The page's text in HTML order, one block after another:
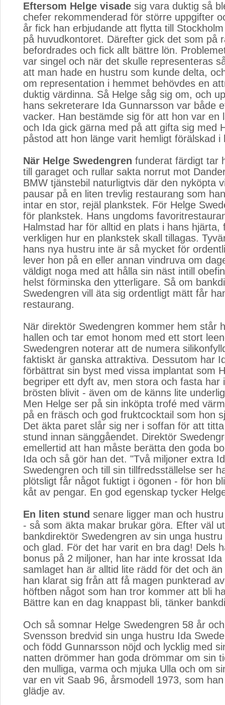
Eftersom Helge visade sig vara duktig så
chefer rekommenderad för större uppgifter
år fick han erbjudande att flytta till
på huvudkontoret. Därefter gick det som på
befordrades och fick allt bättre lön.
var singel och när det skulle representeras
att man hade en hustru som kunde delta,
om representation i hemmet behövdes en
duktig värdinna. Så Helge såg sig om, och
hans sekreterare Ida Gunnarsson var både
vacker. Han bestämde sig för att hon var en
och Ida gick gärna med på att gifta sig med
påstod att hon länge varit hemligt förälskad i
När Helge Swedengren funderat färdigt tar
till garaget och rullar sakta norrut mot
BMW tjänstebil naturligtvis där den nyköpta
pausar på en liten trevlig restaurang som
intar en stor, rejäl plankstek. För Helge
för plankstek. Hans ungdoms
Halmstad har för alltid en plats i hans hjärta,
verkligen hur en plankstek skall tillagas.
hans nya hustru inte är så mycket för
lever hon på en eller annan vindruva om
väldigt noga med att hålla sin näst intill
helst förminska den ytterligare. Så om
Swedengren vill äta sig ordentligt mätt får
restaurang.
När direktör Swedengren kommer hem står
hallen och tar emot honom med ett stort
Swedengren noterar att de numera
faktiskt är ganska attraktiva. Dessutom har
förbättrat sin byst med vissa implantat som
begriper ett dyft av, men stora och fasta har
brösten blivit - även om de känns lite
Men Helge ser på sin inköpta trofé med
på en fräsch och god fruktcocktail som hon
Det äkta paret slår sig ner i soffan för att
stund innan sänggåendet. Direktör
emellertid att han måste berätta den goda
Ida och så gör han det. "Två miljoner extra
Swedengren och till sin tillfredsställelse ser
plötsligt får något fuktigt i ögonen - för hon
kåt av pengar. En god egenskap tycker
En liten stund senare ligger man och
- så som äkta makar brukar göra. Efter väl
bankdirektör Swedengren av sin unga
och glad. För det har varit en bra dag! Dels
bonus på 2 miljoner, han har inte krossat Ida
samlaget han är alltid lite rädd för det och
han klarat sig från att få magen punkterad
höftben något som han tror kommer att bli
Bättre kan en dag knappast bli, tänker
Och så somnar Helge Swedengren 58 år
Svensson bredvid sin unga hustru Ida
och född Gunnarsson nöjd och lycklig med
natten drömmer han goda drömmar om sin
den mulliga, varma och mjuka Ulla och om
var en vit Saab 96, årsmodell 1973, som
glädje av.